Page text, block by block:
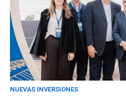
NUEVAS INVERSIONES